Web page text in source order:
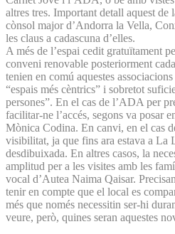
altres tres. Important detall aquest de
cònsol major d’Andorra la Vella,
les claus a cadascuna d’elles.
A més de l’espai cedit gratuïtament
conveni renovable posteriorment
tenien en comú aquestes
“espais més cèntrics” i sobretot
persones”. En el cas de l’ADA per
facilitar-ne l’accés, segons va posar
Mònica Codina. En canvi, en el cas
visibilitat, ja que fins ara estava a La
desdibuixada. En altres casos, la
amplitud per a les visites amb les
vocal d’Autea Naima Qaisar.
tenir en compte que el local es
més que només necessitin ser-hi
veure, però, quines seran aquestes